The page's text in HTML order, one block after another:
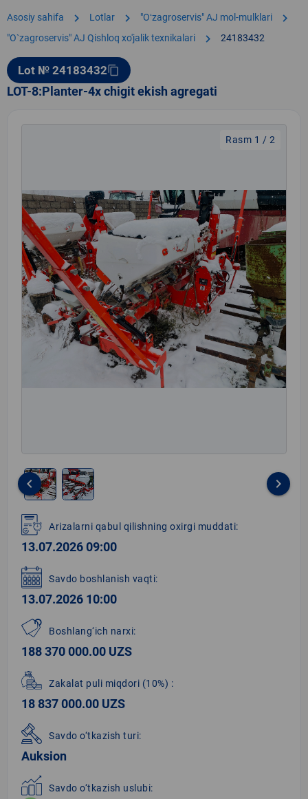
Asosiy sahifa chevron_right Lotlar chevron_right "Oʻzagroservis" AJ mol-mulklari chevron_right
"O`zagroservis" AJ Qishloq xo'jalik texnikalari chevron_right 24183432
Lot № 24183432content_copy
LOT-8:Planter-4x chigit ekish agregati
Rasm 1 / 2
1
of
2
keyboard_arrow_left keyboard_arrow_right
Arizalarni qabul qilishning oxirgi muddati:
13.07.2026 09:00
Savdo boshlanish vaqti:
13.07.2026 10:00
Boshlang‘ich narxi:
188 370 000.00 UZS
Zakalat puli miqdori (10%) :
18 837 000.00 UZS
Savdo o‘tkazish turi:
Auksion
Savdo o‘tkazish uslubi: